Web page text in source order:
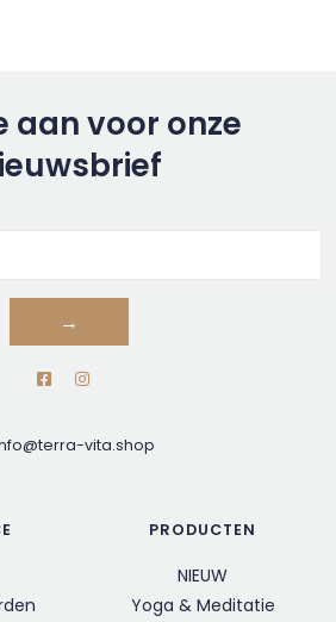
aan voor onze
→
vita.shop
PRODUCTEN
NIEUW
Yoga & Meditatie